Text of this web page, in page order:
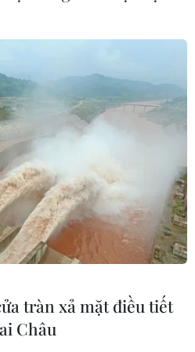
UAV vào
lẻ lớn tại
động
tràn xả mặt điều tiết
Châu